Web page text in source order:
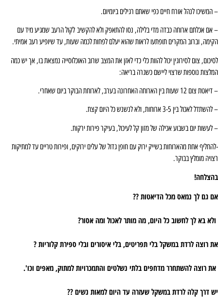
– המשיכו לנהל אורח חיים כפי שאתם רגילים ביומיום.
– אם אכלתם ארוחה כבדה מדי בלילה, נסו להתאפק ולא להקשיב לקול הרעב שמגיע מיד עם
הקימה, וברוב המקרים תופתעו לראות שהוא יעלם לפחות לכמה שעות, עד שיופיע רעב אמיתי.
לסיכום, צום לסירוגין יכול להוות כלי כדי לאזן את המצב שרוב האוכלוסייה נמצאת בו, אך יש כמה
המלצות נוספות שרצוי ליישם כשגרה בריאה:
– דיאטת צום 12 שעות בין הארוחה האחרונה בערב, לארוחת הבוקר ביום שאחרי.
– להשתדל לאכול בין 3-5 ארוחות, ולא לנשנש כל היום קצת.
– לעשות יום בשבוע אכילה של מזון קל לעיכול, בעיקר פירות ירקות.
-להחליף אחת מהארוחות בשייק ירוק עם חופן גדול של עלים ירוקים, ופירות טריים עד למתיקות
רצויה מומלץ בבוקר.
בהצלחה!
אם גם לך נמאס מכל הדיאטות ??
ולא בא לך לחשוב כל היום, מה מותר לאכול ומה אסור?
את רוצה לרדת במשקל בלי תפריטים, בלי איסורים ובלי ספירת קלוריות ?
את רוצה להשתחרר מדחפים בלתי נשלטים והתמכרויות למתוק, מאפים וכו'.
יש דרך קלה לרדת במשקל שעזרה עד היום למאות נשים ??